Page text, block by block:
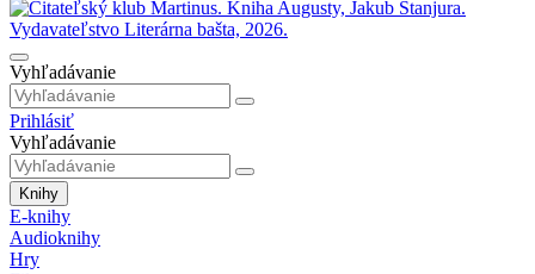
Vyhľadávanie
Prihlásiť
Vyhľadávanie
Knihy
E-knihy
Audioknihy
Hry